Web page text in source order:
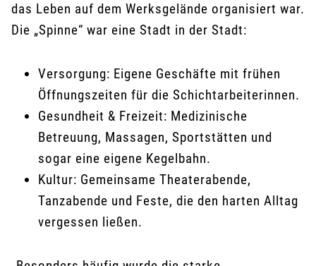
das Leben auf dem Werksgelände organisiert war.
Die „Spinne“ war eine Stadt in der Stadt:
Versorgung: Eigene Geschäfte mit frühen
Öffnungszeiten für die Schichtarbeiterinnen.
Gesundheit & Freizeit: Medizinische
Betreuung, Massagen, Sportstätten und
sogar eine eigene Kegelbahn.
Kultur: Gemeinsame Theaterabende,
Tanzabende und Feste, die den harten Alltag
vergessen ließen.